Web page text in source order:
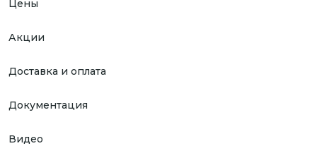
Цены
Акции
Доставка и оплата
Документация
Видео